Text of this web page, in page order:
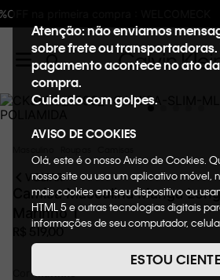
Frete GRÁTIS nas
Atenção: não enviamos
sobre frete ou transportadoras.
pagamento acontece no ato
compra.
Cuidado com golpes.
AVISO DE COOKIES
Olá, este é o nosso Aviso de Cookies.
nosso site ou usa um aplicativo móvel,
mais cookies em seu dispositivo ou
HTML 5 e outras tecnologias digitais
informações de seu computador,
de cookies, informaremos quais
suas funções. A forma como
ESTOU CIENTE
VOLTAR
Camisa Masculina Manga
Marinho 1
519,00
CorMarinho